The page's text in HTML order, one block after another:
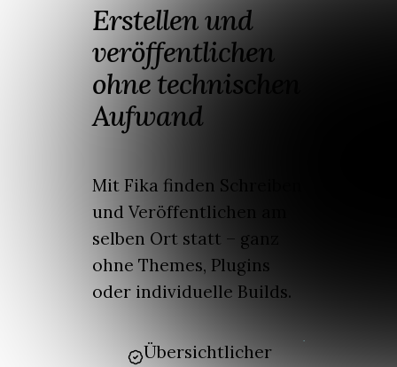
Erstellen und
veröffentlichen
ohne technischen
Aufwand
Mit Fika finden Schreiben
und Veröffentlichen am
selben Ort statt – ganz
ohne Themes, Plugins
oder individuelle Builds.
Übersichtlicher